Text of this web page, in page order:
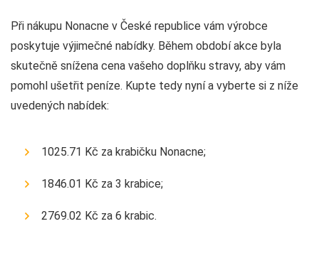
Při nákupu Nonacne v České republice vám výrobce
poskytuje výjimečné nabídky. Během období akce byla
skutečně snížena cena vašeho doplňku stravy, aby vám
pomohl ušetřit peníze. Kupte tedy nyní a vyberte si z níže
uvedených nabídek:
1025.71 Kč za krabičku Nonacne;
1846.01 Kč za 3 krabice;
2769.02 Kč za 6 krabic.